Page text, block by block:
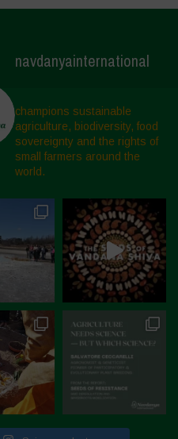
navdanyainternational
champions sustainable
agriculture, biodiversity, food
sovereignty and the rights of
small farmers around the
world.